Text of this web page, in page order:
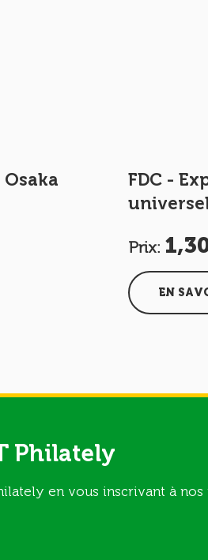
FDC -
Prix:
EN
Philately
en vous inscrivant à nos